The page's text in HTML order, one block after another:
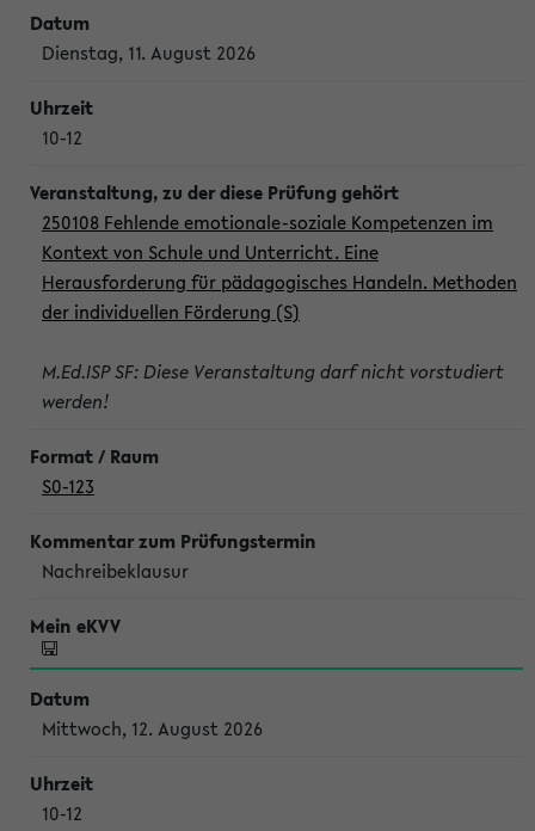
Dienstag, 11. August 2026
10-12
250108 Fehlende emotionale-soziale Kompetenzen im
Kontext von Schule und Unterricht. Eine
Herausforderung für pädagogisches Handeln. Methoden
der individuellen Förderung (S)
M.Ed.ISP SF: Diese Veranstaltung darf nicht vorstudiert
werden!
S0-123
Nachreibeklausur
Mittwoch, 12. August 2026
10-12